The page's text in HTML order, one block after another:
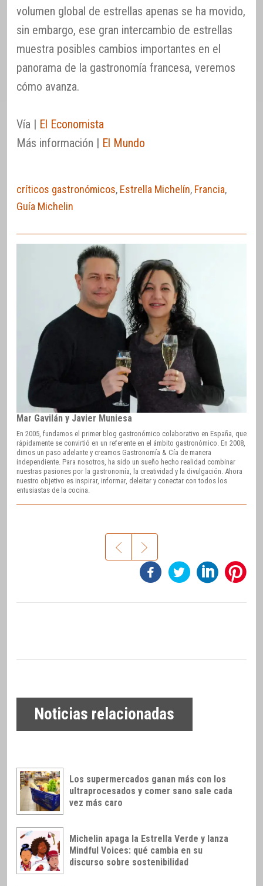
volumen global de estrellas apenas se ha movido,
sin embargo, ese gran intercambio de estrellas
muestra posibles cambios importantes en el
panorama de la gastronomía francesa, veremos
cómo avanza.
Vía | El Economista
Más información | El Mundo
críticos gastronómicos, Estrella Michelín, Francia,
Guía Michelin
Mar Gavilán y Javier Muniesa
En 2005, fundamos el primer blog gastronómico colaborativo en España, que
rápidamente se convirtió en un referente en el ámbito gastronómico. En 2008,
dimos un paso adelante y creamos Gastronomía & Cía de manera
independiente. Para nosotros, ha sido un sueño hecho realidad combinar
nuestras pasiones por la gastronomía, la creatividad y la divulgación. Ahora
nuestro objetivo es inspirar, informar, deleitar y conectar con todos los
entusiastas de la cocina.
Noticias relacionadas
Los supermercados ganan más con los
ultraprocesados y comer sano sale cada
vez más caro
Michelin apaga la Estrella Verde y lanza
Mindful Voices: qué cambia en su
discurso sobre sostenibilidad